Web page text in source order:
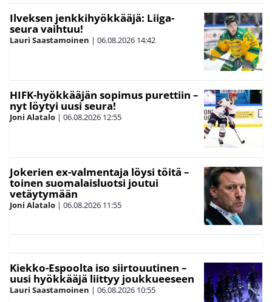
Ilveksen jenkkihyökkääjä: Liiga-
seura vaihtuu!
Lauri Saastamoinen | 06.08.2026 14:42
HIFK-hyökkääjän sopimus purettiin –
nyt löytyi uusi seura!
Joni Alatalo | 06.08.2026 12:55
Jokerien ex-valmentaja löysi töitä –
toinen suomalaisluotsi joutui
vetäytymään
Joni Alatalo | 06.08.2026 11:55
Kiekko-Espoolta iso siirtouutinen –
uusi hyökkääjä liittyy joukkueeseen
Lauri Saastamoinen | 06.08.2026 10:55